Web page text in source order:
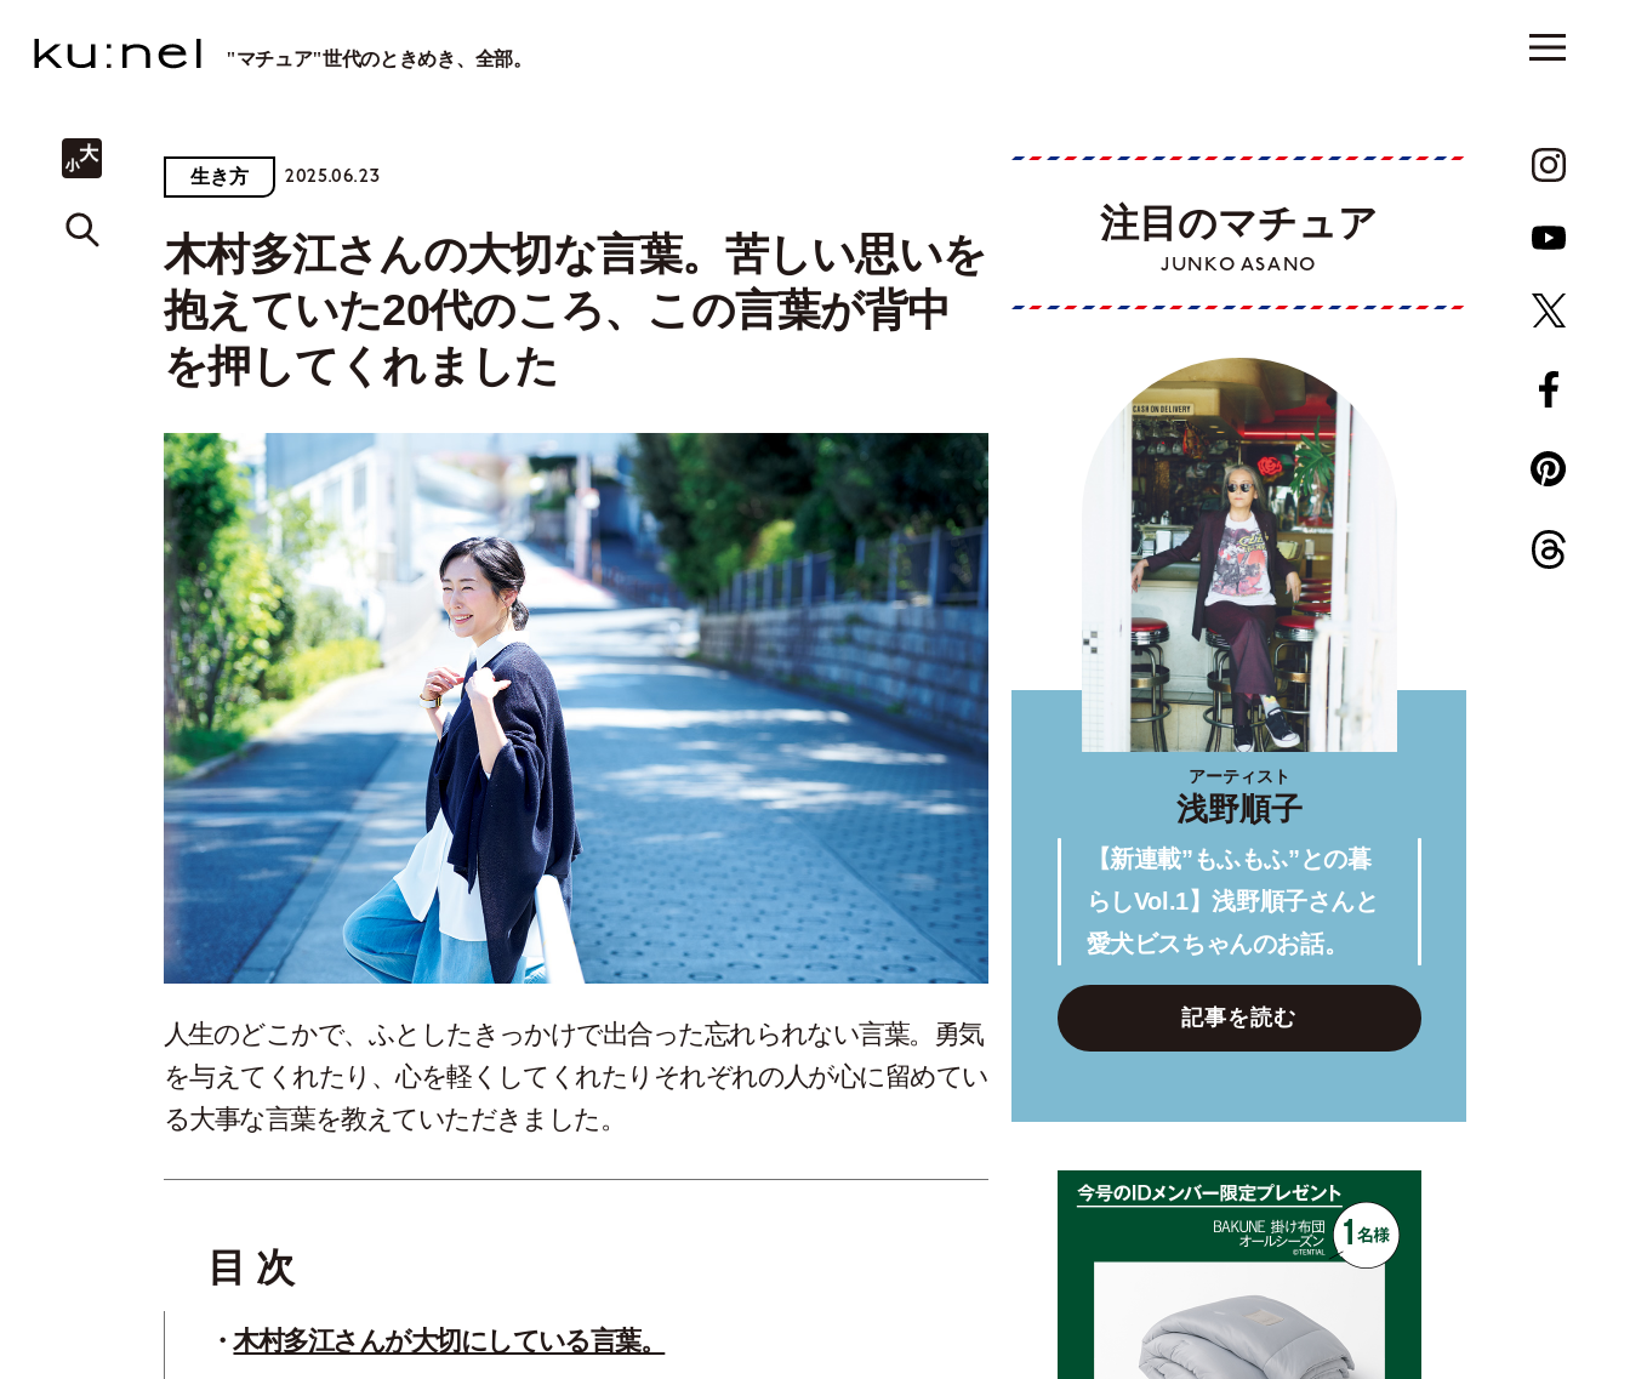
"マチュア"世代のときめき、全部。
生き方 2025.06.23
木村多江さんの大切な言葉。苦しい思いを
抱えていた20代のころ、この言葉が背中
を押してくれました
人生のどこかで、ふとしたきっかけで出合った忘れられない言葉。勇気
を与えてくれたり、心を軽くしてくれたりそれぞれの人が心に留めてい
る大事な言葉を教えていただきました。
目 次
木村多江さんが大切にしている言葉。
注目のマチュア
JUNKO ASANO
アーティスト
浅野順子
【新連載”もふもふ”との暮
らしVol.1】浅野順子さんと
愛犬ビスちゃんのお話。
記事を読む